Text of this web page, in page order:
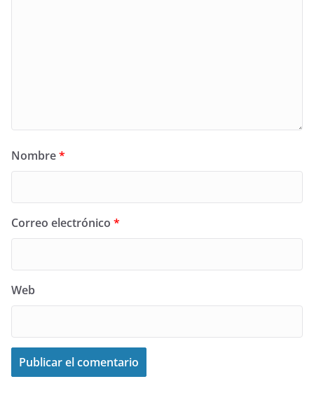
Nombre*
Correo electrónico *
Web